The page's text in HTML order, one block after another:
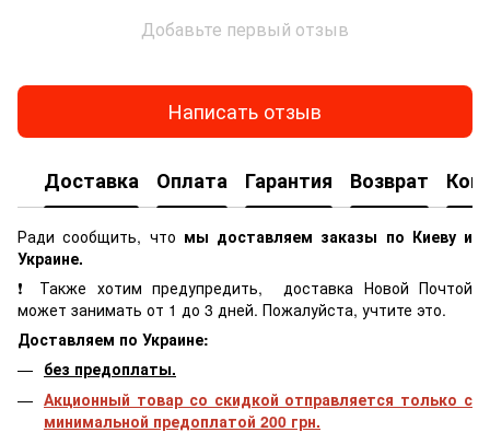
Добавьте первый отзыв
Написать отзыв
Доставка Оплата Гарантия Возврат
Ради сообщить, что мы доставляем заказы по Киеву и
Украине.
❗ Также хотим предупредить, доставка Новой Почтой
может занимать от 1 до 3 дней. Пожалуйста, учтите это.
Доставляем по Украине:
без предоплаты.
Акционный товар со скидкой отправляется только с
минимальной предоплатой 200 грн.